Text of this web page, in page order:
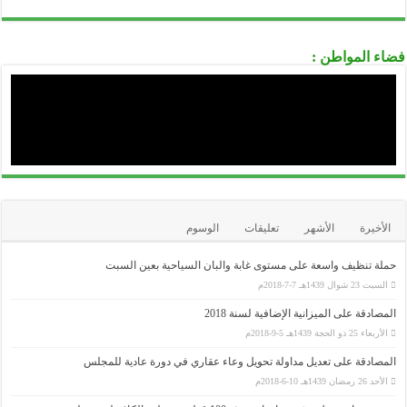
المديرية العامة للوظيفة العمومية
فضاء المواطن :
الأخيرة الأشهر تعليقات الوسوم
حملة تنظيف واسعة على مستوى غابة والبان السياحية بعين السبت
السبت 23 شوال 1439هـ 7-7-2018م
المصادقة على الميزانية الإضافية لسنة 2018
الأربعاء 25 ذو الحجة 1439هـ 5-9-2018م
المصادقة على تعديل مداولة تحويل وعاء عقاري في دورة عادية للمجلس
الأحد 26 رمضان 1439هـ 10-6-2018م